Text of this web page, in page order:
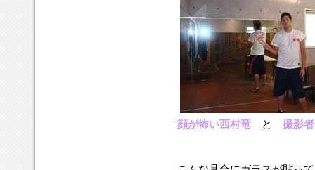
顔が怖い西村竜 と 撮影